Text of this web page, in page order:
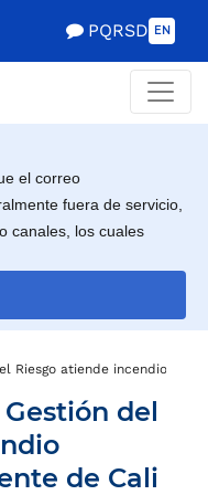
PQRSD EN
el correo
fuera de servicio,
canales, los cuales
Riesgo atiende incendio
del
de Cali